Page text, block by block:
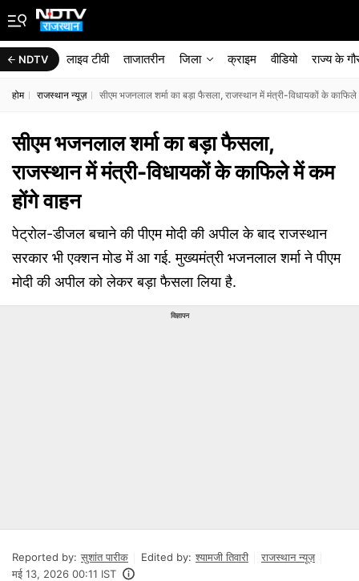
NDTV लाइव टीवी ताजातरीन जिला क्राइम वीडियो राज्‍य के
होम राजस्थान न्यूज़ सीएम भजनलाल शर्मा का बड़ा फैसला, राजस्थान में मंत्री-विधायकों के काफिले
सीएम भजनलाल शर्मा का बड़ा फैसला,
राजस्थान में मंत्री-विधायकों के काफिले में कम
होंगे वाहन
पेट्रोल-डीजल बचाने की पीएम मोदी की अपील के बाद राजस्थान
सरकार भी एक्शन मोड में आ गई. मुख्यमंत्री भजनलाल शर्मा ने पीएम
मोदी की अपील को लेकर बड़ा फैसला लिया है.
विज्ञापन
Reported by: सुशांत पारीक Edited by: श्यामजी तिवारी
राजस्थान न्यूज़
मई 13, 2026 00:11 IST